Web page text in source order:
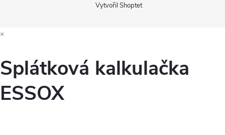
Vytvořil Shoptet
×
Splátková kalkulačka
ESSOX